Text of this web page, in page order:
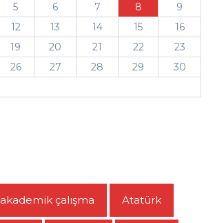
5 6 7 8
9
12 13 14 15
16
19 20 21 22
23
26 27 28 29
30
akademik çalışma Atatürk